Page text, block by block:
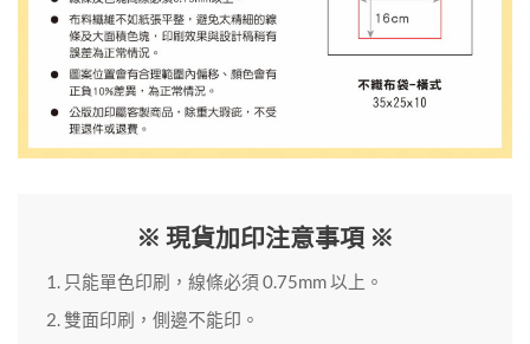
※ 現貨加印注意事項 ※
只能單色印刷，線條必須 0.75mm 以上。
雙面印刷，側邊不能印。